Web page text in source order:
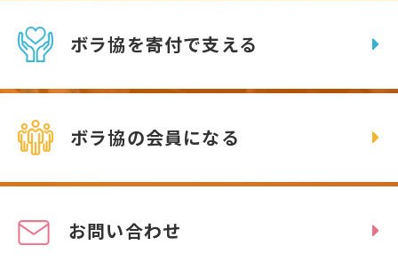
ボラ協を寄付で支える
ボラ協の会員になる
お問い合わせ